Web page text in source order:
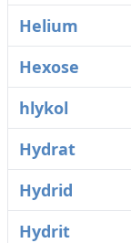
Helium
Hexose
hlykol
Hydrat
Hydrid
Hydrit